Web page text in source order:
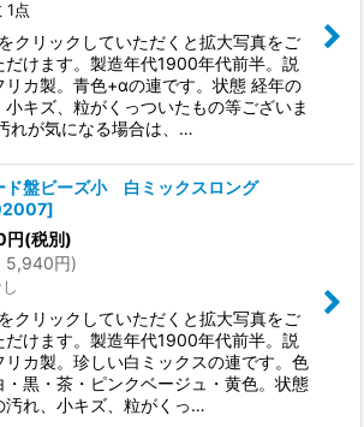
1点
クリックしていただくと拡大写真をご
だけます。製造年代1900年代前半。説
リカ製。青色+αの連です。状態 経年の
小キズ、粒がくっついたもの等ございま
れが気になる場合は、…
ド盤ビーズ小 白ミックスロング
]
円(税別)
5,940円)
クリックしていただくと拡大写真をご
だけます。製造年代1900年代前半。説
リカ製。珍しい白ミックスの連です。色
・黒・茶・ピンクベージュ・黄色。状態
汚れ、小キズ、粒がくっ…